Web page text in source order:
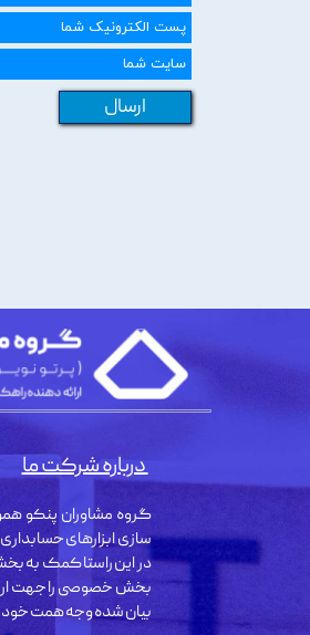
ارسال
گروه مشاوران پنکو
سازی ابزارهای
در این راستا کمک به
بخش خصوصی را جهت
بیان شده وجه همت خود
درباره شرکت ما